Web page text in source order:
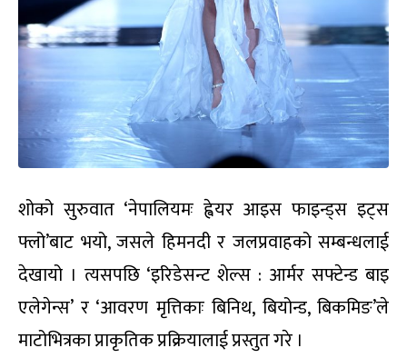
शोको सुरुवात ‘नेपालियमः ह्वेयर आइस फाइन्ड्स इट्स
फ्लो’बाट भयो, जसले हिमनदी र जलप्रवाहको सम्बन्धलाई
देखायो । त्यसपछि ‘इरिडेसन्ट शेल्स : आर्मर सफ्टेन्ड बाइ
एलेगेन्स’ र ‘आवरण मृत्तिकाः बिनिथ, बियोन्ड, बिकमिङ’ले
माटोभित्रका प्राकृतिक प्रक्रियालाई प्रस्तुत गरे ।